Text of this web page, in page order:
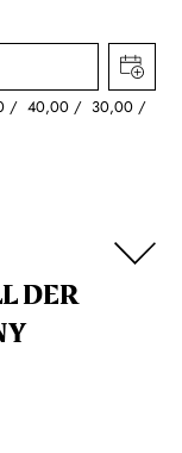
40,00 30,00
DER